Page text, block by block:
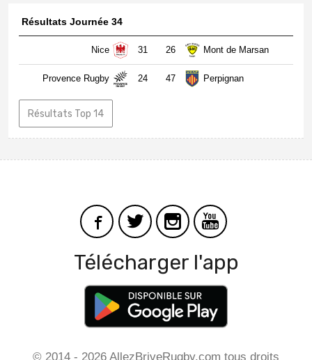
Résultats Journée 34
Nice 31 26 Mont de Marsan
Provence Rugby 24 47 Perpignan
Résultats Top 14
Télécharger l'app
© 2014 - 2026 AllezBriveRugby.com tous droits